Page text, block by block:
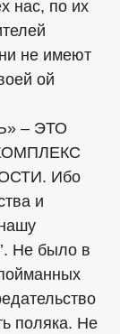
нас, по их
не имеют
ой
– ЭТО
Ибо
и
Не было в
поляка. Не